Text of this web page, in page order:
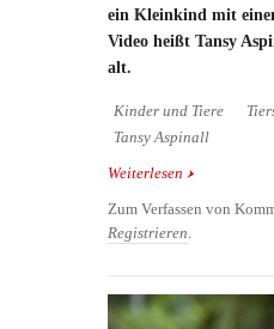
ein Kleinkind mit
Video heißt Tansy
alt.
Kinder und Tiere
Tansy Aspinall
Weiterlesen über Tansy
Zum Verfassen von
Registrieren.